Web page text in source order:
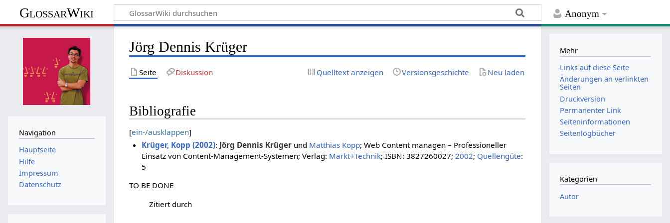
Anonym
GlossarWiki
Jörg Dennis Krüger
Seite Diskussion Quelltext anzeigen Versionsgeschichte Neu laden
Bibliografie
[ein-/ausklappen]
Krüger, Kopp (2002): Jörg Dennis Krügerund Matthias Kopp; Web Content managen – Professioneller
Einsatz von Content-Management-Systemen; Verlag: Markt+Technik; ISBN: 3827260027; 2002; Quellengüte:
5
TO BE DONE
Zitiert durch
Navigation
Hauptseite
Hilfe
Impressum
Datenschutz
Mehr
Links auf diese Seite
Änderungen an verlinkten
Seiten
Druckversion
Permanenter Link
Seiten­­informationen
Seitenlogbücher
Kategorien
Autor